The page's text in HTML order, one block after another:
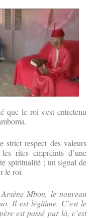
que le roi s'est entretenu
strict respect des valeurs
rites empreints d’une
spiritualité ; un signal de
le roi.
Mbon, le nouveau
Il est légitime. C’est le
est passé par là, c’est